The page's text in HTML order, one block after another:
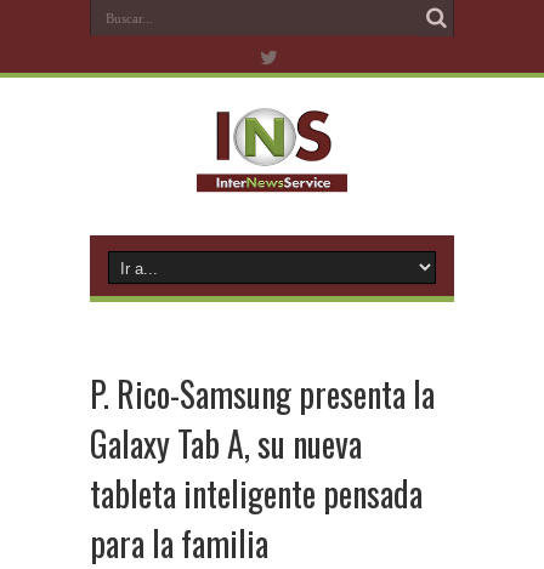
P. Rico-Samsung presenta la
Galaxy Tab A, su nueva
tableta inteligente pensada
para la familia